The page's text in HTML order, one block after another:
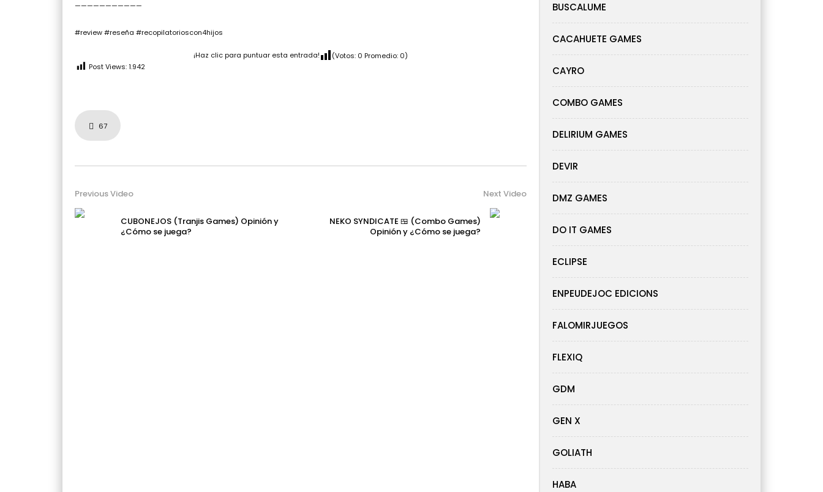
———————————
#review #reseña #recopilatorioscon4hijos
¡Haz clic para puntuar esta entrada! (Votos: 0 Promedio: 0)
Post Views:1.942
67
Previous Video
CUBONEJOS (Tranjis Games) Opinión y
¿Cómo se juega?
Next Video
NEKO SYNDICATE 🍱 (Combo Games)
Opinión y ¿Cómo se juega?
BUSCALUME
CACAHUETE GAMES
CAYRO
COMBO GAMES
DELIRIUM GAMES
DEVIR
DMZ GAMES
DO IT GAMES
ECLIPSE
ENPEUDEJOC EDICIONS
FALOMIRJUEGOS
FLEXIQ
GDM
GEN X
GOLIATH
HABA